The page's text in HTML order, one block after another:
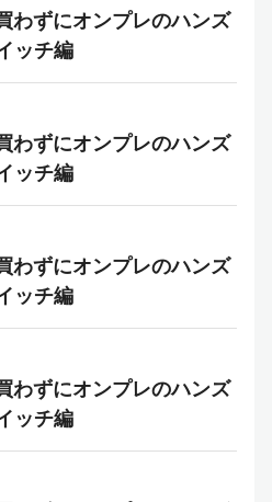
わずにオンプレのハンズ
ッチ編
わずにオンプレのハンズ
ッチ編
わずにオンプレのハンズ
ッチ編
わずにオンプレのハンズ
ッチ編